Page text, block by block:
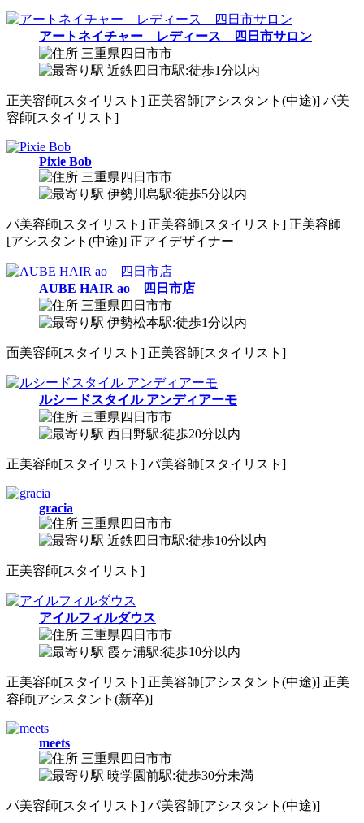
アートネイチャー レディース 四日市サロン
三重県四日市市
近鉄四日市駅:徒歩1分以内
正美容師[スタイリスト] 正美容師[アシスタント(中途)] パ美
容師[スタイリスト]
Pixie Bob
三重県四日市市
伊勢川島駅:徒歩5分以内
パ美容師[スタイリスト] 正美容師[スタイリスト] 正美容師
[アシスタント(中途)] 正アイデザイナー
AUBE HAIR ao 四日市店
三重県四日市市
伊勢松本駅:徒歩1分以内
面美容師[スタイリスト] 正美容師[スタイリスト]
ルシードスタイル アンディアーモ
三重県四日市市
西日野駅:徒歩20分以内
正美容師[スタイリスト] パ美容師[スタイリスト]
gracia
三重県四日市市
近鉄四日市駅:徒歩10分以内
正美容師[スタイリスト]
アイルフィルダウス
三重県四日市市
霞ヶ浦駅:徒歩10分以内
正美容師[スタイリスト] 正美容師[アシスタント(中途)] 正美
容師[アシスタント(新卒)]
meets
三重県四日市市
暁学園前駅:徒歩30分未満
パ美容師[スタイリスト] パ美容師[アシスタント(中途)]